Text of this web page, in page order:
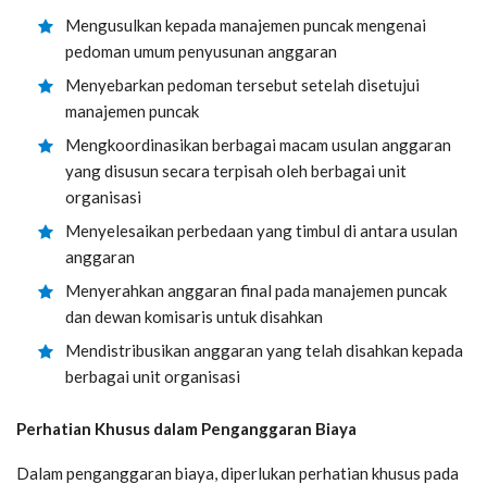
Mengusulkan kepada manajemen puncak mengenai
pedoman umum penyusunan anggaran
Menyebarkan pedoman tersebut setelah disetujui
manajemen puncak
Mengkoordinasikan berbagai macam usulan anggaran
yang disusun secara terpisah oleh berbagai unit
organisasi
Menyelesaikan perbedaan yang timbul di antara usulan
anggaran
Menyerahkan anggaran final pada manajemen puncak
dan dewan komisaris untuk disahkan
Mendistribusikan anggaran yang telah disahkan kepada
berbagai unit organisasi
Perhatian Khusus dalam Penganggaran Biaya
Dalam penganggaran biaya, diperlukan perhatian khusus pada